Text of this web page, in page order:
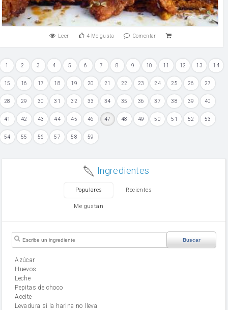
Leer 4 Me gusta Comentar
1 2 3 4 5 6 7 8 9 10 11 12 13 14
15 16 17 18 19 20 21 22 23 24 25 26 27
28 29 30 31 32 33 34 35 36 37 38 39 40
41 42 43 44 45 46 47 48 49 50 51 52 53
54 55 56 57 58 59
Ingredientes
Populares Recientes
Me gustan
Buscar
Azúcar
huevos
leche
Pepitas de choco
aceite
Levadura si la harina no lleva